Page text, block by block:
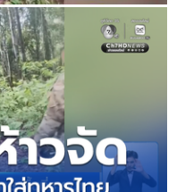
องฝั่งไทย ทำให้ต้องเข้า
งกันการรุกล้ำ พร้อมกับ
โอเพื่อบันทึกหลักฐาน
ง ช่องบก จ.อุบลราชธานี
แดนของไทย ในชุด
ดหนามหีบเพลง ออกจาก
ท่ามกลางทหารกัมพูชา
จันหน้าในระยะไม่ถึง 2